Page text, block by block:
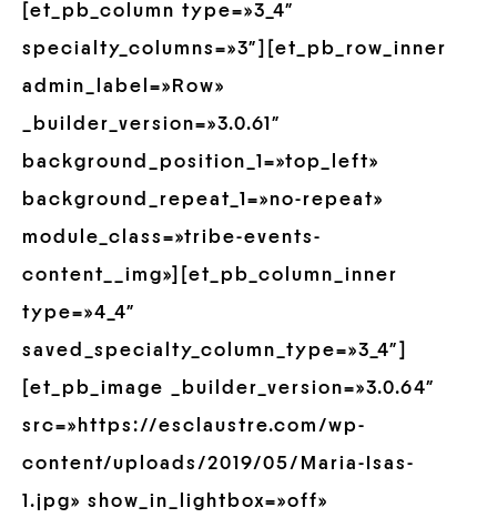
[et_pb_column type=»3_4″
specialty_columns=»3″][et_pb_row_inner
admin_label=»Row»
_builder_version=»3.0.61″
background_position_1=»top_left»
background_repeat_1=»no-repeat»
module_class=»tribe-events-
content__img»][et_pb_column_inner
type=»4_4″
saved_specialty_column_type=»3_4″]
[et_pb_image _builder_version=»3.0.64″
src=»https://esclaustre.com/wp-
content/uploads/2019/05/Maria-Isas-
1.jpg» show_in_lightbox=»off»